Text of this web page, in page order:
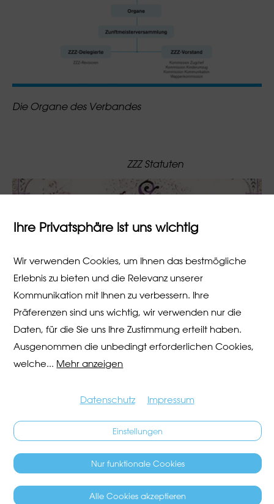
Die Organe des Verbandes
ZZZ Statuten
Ihre Privatsphäre ist uns wichtig
Wir verwenden Cookies, um Ihnen das bestmögliche
Erlebnis zu bieten und die Relevanz unserer
Kommunikation mit Ihnen zu verbessern. Ihre
Präferenzen sind uns wichtig, wir verwenden nur die
Daten, für die Sie uns Ihre Zustimmung erteilt haben.
Ausgenommen die unbedingt erforderlichen Cookies,
welche... Mehr anzeigen
Datenschutz Impressum
Einstellungen
Nur funktionale Cookies
Alle Cookies akzeptieren